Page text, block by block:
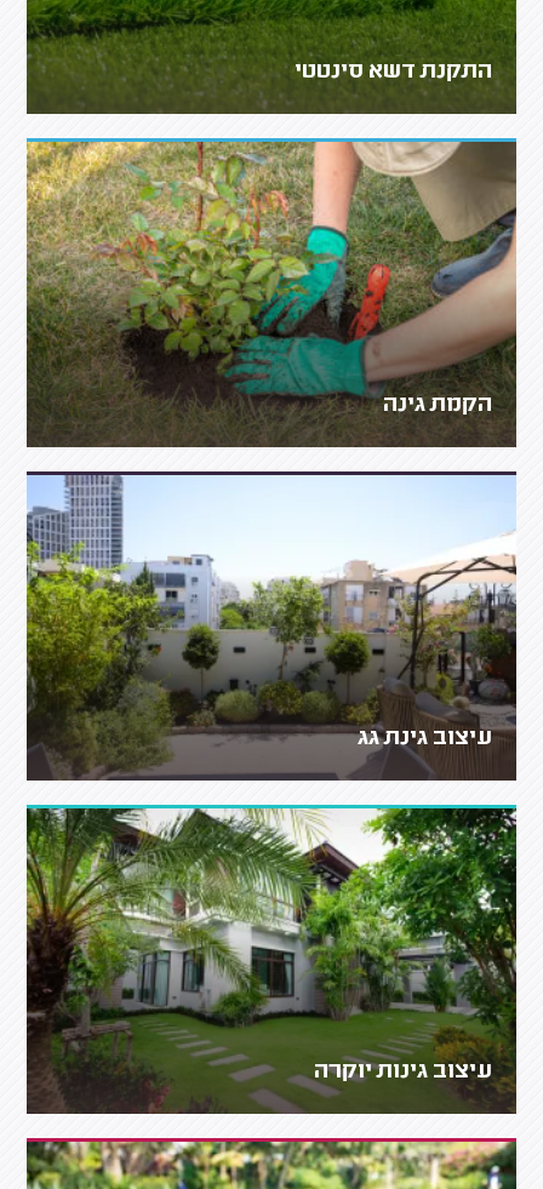
התקנת דשא סינטטי
הקמת גינה
עיצוב גינת גג
עיצוב גינות יוקרה